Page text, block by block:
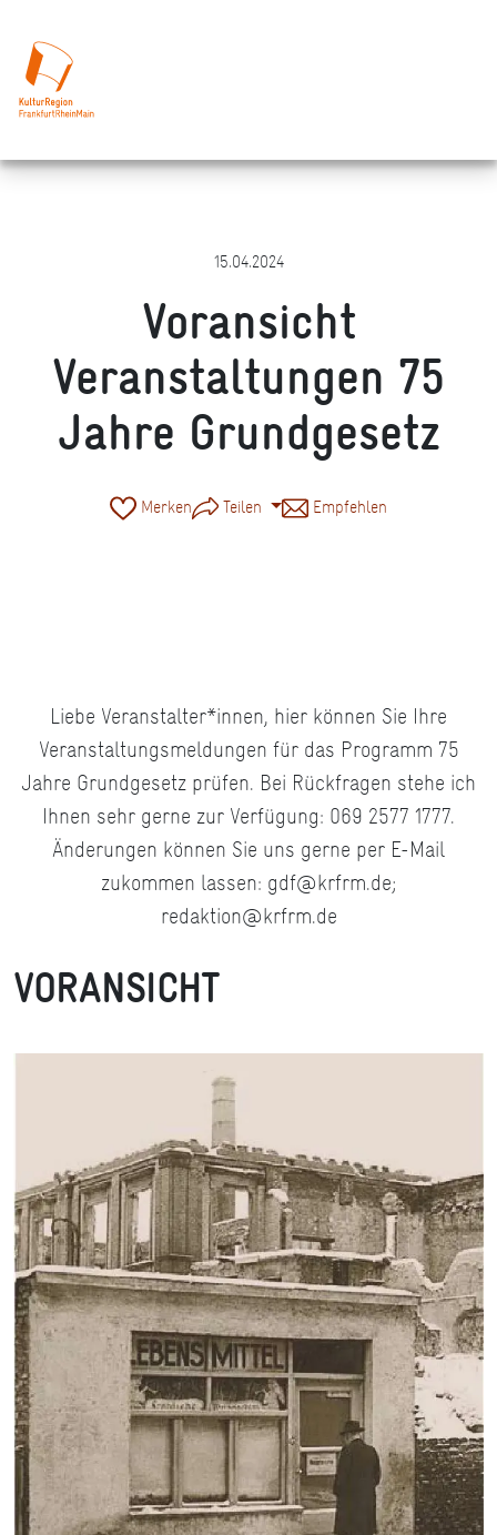
15.04.2024
Voransicht
Veranstaltungen 75
Jahre Grundgesetz
Merken Teilen Empfehlen
Liebe Veranstalter*innen, hier können Sie Ihre
Veranstaltungsmeldungen für das Programm 75
Jahre Grundgesetz prüfen. Bei Rückfragen stehe ich
Ihnen sehr gerne zur Verfügung: 069 2577 1777.
Änderungen können Sie uns gerne per E-Mail
zukommen lassen: gdf@krfrm.de;
redaktion@krfrm.de
VORANSICHT